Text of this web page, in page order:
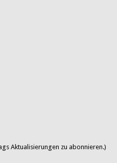
Aktualisierungen zu abonnieren.)